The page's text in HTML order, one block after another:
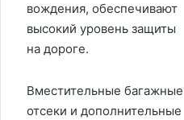
вождения, обеспечивают
высокий уровень защиты
на дороге.
Вместительные багажные
отсеки и дополнительные